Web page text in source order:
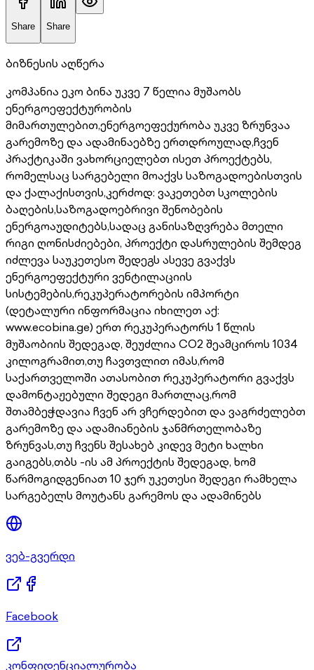
Share Share
ბიზნესის აღწერა
კომპანია ეკო ბინა უკვე 7 წელია მუშაობს
ენერგოეფექტურობის
მიმართულებით,ენერგოეფექურობა უკვე ზრუნვაა
გარემოზე და ადამინაებზე ერთდროულად,ჩვენ
პრაქტიკაში ვახორციელებთ ისეთ პროექტებს,
რომელსაც სარგებელი მოაქვს საზოგადოებისთვის
და ქალაქისთვის,კერძოდ: ვაკეთებთ სკოლების
ბაღების,საზოგადოებრივი შენობების
ენერგოაუდიტებს,სადაც განისაზღვრება მთელი
რიგი ღონისძიებები, პროექტი დასრულების შემდეგ
იძლევა საუკეთესო შედეგს ასევე გვაქვს
ენერგოეფექტური ვენტილაციის
სისტემების,რეკუპერატორების იმპორტი
(დეტალური ინფორმაცია იხილეთ აქ:
www.ecobina.ge) ერთ რეკუპერატორს 1 წლის
მუშაობიის შედეგად, შეუძლია CO2 შეამციროს 1034
კილოგრამით,თუ ჩავთვლით იმას,რომ
საქართველოში ათასობით რეკუპერატორი გვაქვს
დამონტაჟებული შედეგი მართლაც,რომ
შთამბეჭდავია ჩვენ არ ვჩერდებით და ვაგრძელებთ
გარემოზე და ადამიანების ჯანმრთელობაზე
ზრუნვას,თუ ჩვენს შესახებ კიდევ მეტი ხალხი
გაიგებს,თბს -ის ამ პროექტის შედეგად, ხომ
წარმოგიდგენიათ 10 ჯერ უკეთესი შედეგი რამხელა
სარგებელს მოუტანს გარემოს და ადამინებს
ვებ-გვერდი
Facebook
კონფიდენციალურობა